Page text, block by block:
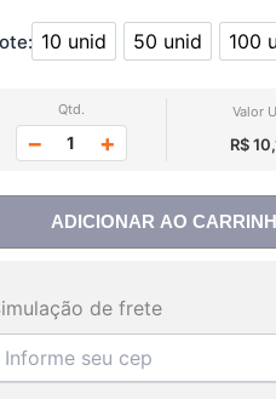
10 unid
10 unid
50 unid
50 unid
100
Qtd.
− +
Valor
R$
ADICIONAR AO
de frete